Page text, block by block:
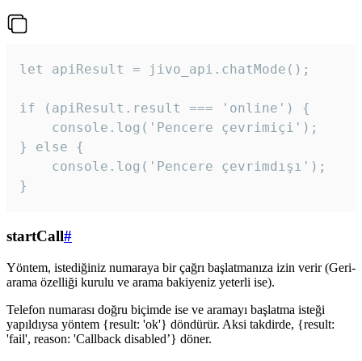
let apiResult = jivo_api.chatMode();
if (apiResult.result === 'online') {
    console.log('Pencere çevrimiçi');
} else {
    console.log('Pencere çevrimdışı');
}
startCall#
Yöntem, istediğiniz numaraya bir çağrı başlatmanıza izin verir (Geri-
arama özelliği kurulu ve arama bakiyeniz yeterli ise).
Telefon numarası doğru biçimde ise ve aramayı başlatma isteği
yapıldıysa yöntem {result: 'ok'} döndürür. Aksi takdirde, {result:
'fail', reason: 'Callback disabled’} döner.